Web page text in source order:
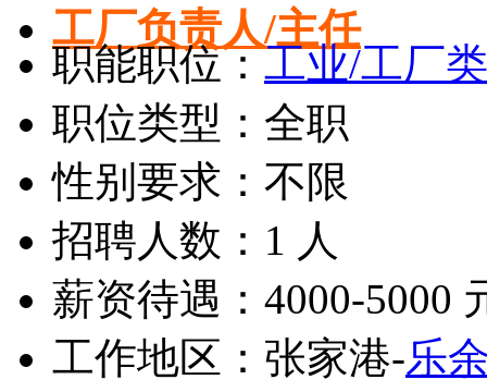
工厂负责人/主任
职能职位：工业/工厂类
职位类型：全职
性别要求：不限
招聘人数：1 人
薪资待遇：4000-5000
工作地区：张家港-乐